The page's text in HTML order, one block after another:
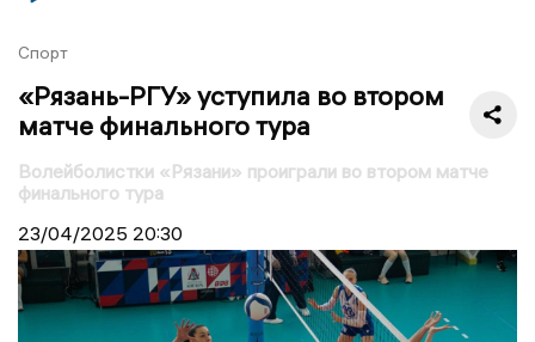
Спорт
«Рязань-РГУ» уступила во втором
матче финального тура
Волейболистки «Рязани» проиграли во втором матче
финального тура
23/04/2025 20:30